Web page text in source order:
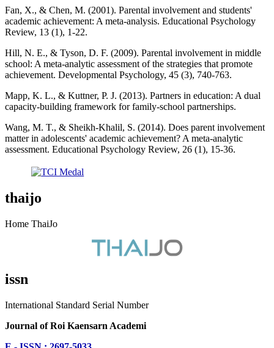
Fan, X., & Chen, M. (2001). Parental involvement and students'
academic achievement: A meta-analysis. Educational Psychology
Review, 13 (1), 1-22.
Hill, N. E., & Tyson, D. F. (2009). Parental involvement in middle
school: A meta-analytic assessment of the strategies that promote
achievement. Developmental Psychology, 45 (3), 740-763.
Mapp, K. L., & Kuttner, P. J. (2013). Partners in education: A dual
capacity-building framework for family-school partnerships.
Wang, M. T., & Sheikh-Khalil, S. (2014). Does parent involvement
matter in adolescents' academic achievement? A meta-analytic
assessment. Educational Psychology Review, 26 (1), 15-36.
thaijo
Home ThaiJo
issn
International Standard Serial Number
Journal of Roi Kaensarn Academi